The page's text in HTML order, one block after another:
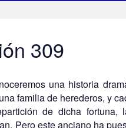
309
una historia
familia de herederos, y
de dicha fortuna,
Pero este anciano ha